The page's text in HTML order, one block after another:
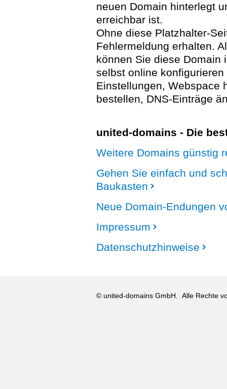
neuen Domain hinterlegt
erreichbar ist.
Ohne diese Platzhalter-
Fehlermeldung erhalten.
können Sie diese Domain
selbst online
Einstellungen, Webspace
bestellen, DNS-Einträge
united-domains - Die
Weitere Domains günstig
Gehen Sie einfach und
Baukasten
Neue Domain-Endungen
Impressum
Datenschutzhinweise
© united-domains GmbH. Alle Rechte